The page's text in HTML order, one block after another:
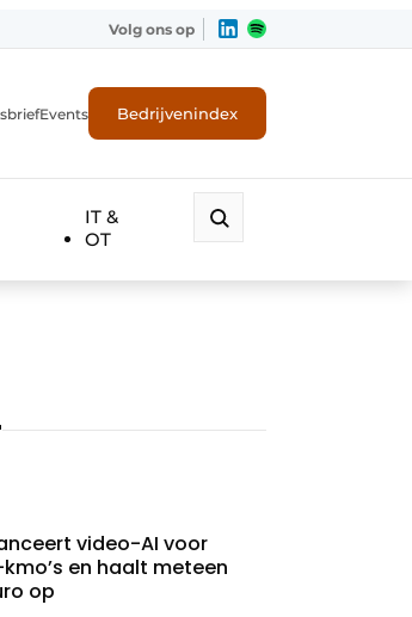
Volg ons op
Events Bedrijvenindex
IT &
OT
video-AI voor
en haalt meteen
op